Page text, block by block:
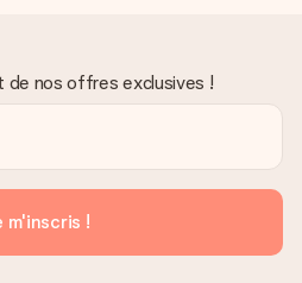
de nos offres exclusives !
m'inscris !